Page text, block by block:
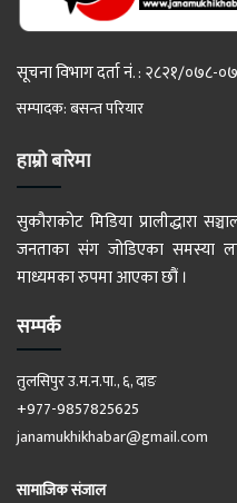
सूचना विभाग दर्ता नं. : २८२१/०७८-
सम्पादक: बसन्त परियार
हाम्रो बारेमा
सुकौराकोट मिडिया प्रालीद्धारा
जनताका संग जोडिएका समस्या
माध्यमका रुपमा आएका छौं ।
सम्पर्क
तुलसिपुर उ.म.न.पा., ६, दाङ
+977-9857825625
janamukhikhabar@gmail.com
सामाजिक संजाल